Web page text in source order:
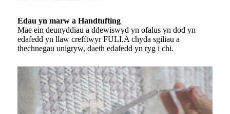
Edau yn marw a Handtufting
Mae ein deunyddiau a ddewiswyd yn ofalus yn dod yn
edafedd yn llaw crefftwyr FULI.A chyda sgiliau a
thechnegau unigryw, daeth edafedd yn ryg i chi.